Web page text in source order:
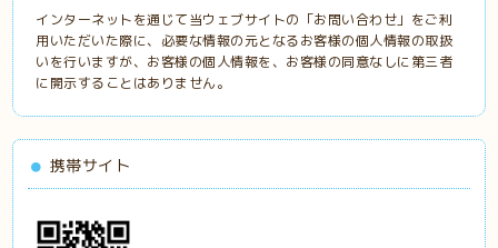
インターネットを通じて当ウェブサイトの「お問い合わせ」をご利
用いただいた際に、必要な情報の元となるお客様の個人情報の取扱
いを行いますが、お客様の個人情報を、お客様の同意なしに第三者
に開示することはありません。
携帯サイト